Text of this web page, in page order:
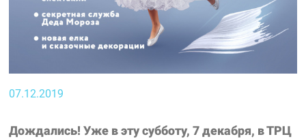
07.12.2019
Дождались! Уже в эту субботу, 7 декабря, в ТРЦ